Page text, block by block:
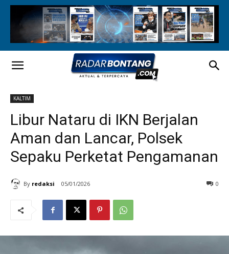
KALTIM
Libur Nataru di IKN Berjalan
Aman dan Lancar, Polsek
Sepaku Perketat Pengamanan
By redaksi 05/01/2026 0